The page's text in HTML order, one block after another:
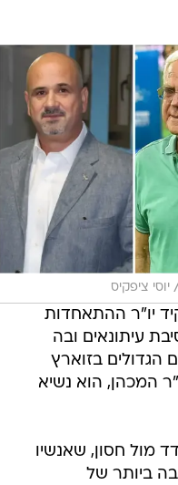
/ יוסי ציפקיס
יו"ר ההתאחדות
עיתונאים ובה
הגדולים בזוארץ
המכהן, הוא נשיא
מול חסון, שאנשיו
ביותר של